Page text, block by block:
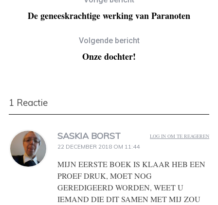
De geneeskrachtige werking van Paranoten
Volgende bericht
Onze dochter!
1 Reactie
SASKIA BORST
22 DECEMBER 2018 OM 11:44
MIJN EERSTE BOEK IS KLAAR HEB EEN
PROEF DRUK, MOET NOG
GEREDIGEERD WORDEN, WEET U
IEMAND DIE DIT SAMEN MET MIJ ZOU
LOG IN OM TE REAGEREN